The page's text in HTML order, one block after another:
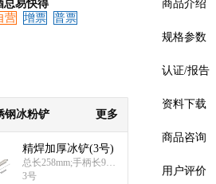
总易快得
营
增票 普票
钢冰粉铲 更多
精焊加厚冰铲(3号)
总长258mm;手柄长93m
m;口宽52mm;总宽95m
3号
商品介绍
规格参数
认证/报告
资料下载
商品咨询
用户评价